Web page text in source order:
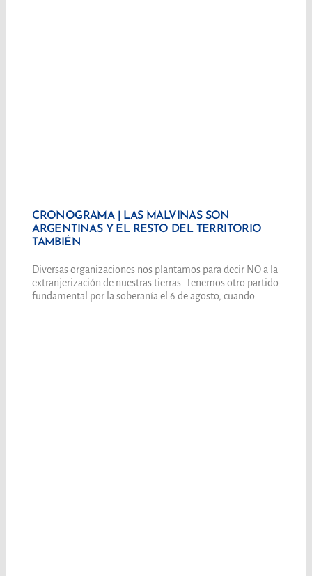
CRONOGRAMA | LAS MALVINAS SON
ARGENTINAS Y EL RESTO DEL TERRITORIO
TAMBIÉN
Diversas organizaciones nos plantamos para decir NO a la
extranjerización de nuestras tierras. Tenemos otro partido
fundamental por la soberanía el 6 de agosto, cuando